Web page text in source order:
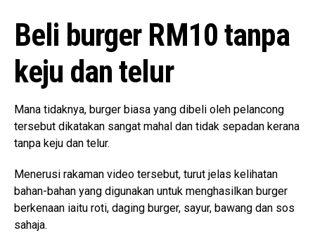
Beli burger RM10 tanpa
keju dan telur
Mana tidaknya, burger biasa yang dibeli oleh pelancong
tersebut dikatakan sangat mahal dan tidak sepadan kerana
tanpa keju dan telur.
Menerusi rakaman video tersebut, turut jelas kelihatan
bahan-bahan yang digunakan untuk menghasilkan burger
berkenaan iaitu roti, daging burger, sayur, bawang dan sos
sahaja.